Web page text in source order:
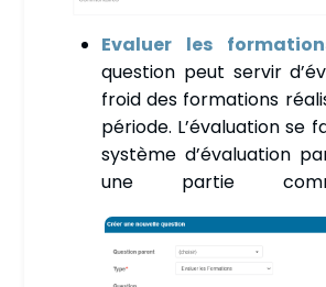
Evaluer les
question peut servir
froid des formations
période. L’évaluation se
système d’évaluation
une partie